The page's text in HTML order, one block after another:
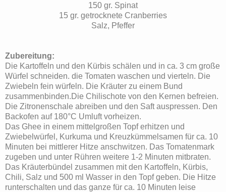
150 gr. Spinat
15 gr. getrocknete Cranberries
Salz, Pfeffer
Zubereitung:
Die Kartoffeln und den Kürbis schälen und in ca. 3 cm große
Würfel schneiden. die Tomaten waschen und vierteln. Die
Zwiebeln fein würfeln. Die Kräuter zu einem Bund
zusammenbinden.Die Chilischote von den Kernen befreien.
Die Zitronenschale abreiben und den Saft auspressen. Den
Backofen auf 180°C Umluft vorheizen.
Das Ghee in einem mittelgroßen Topf erhitzen und
Zwiebelwürfel, Kurkuma und Kreuzkümmelsamen für ca. 10
Minuten bei mittlerer Hitze anschwitzen. Das Tomatenmark
zugeben und unter Rühren weitere 1-2 Minuten mitbraten.
Das Kräuterbündel zusammen mit den Kartoffeln, Kürbis,
Chili, Salz und 500 ml Wasser in den Topf geben. Die Hitze
runterschalten und das ganze für ca. 10 Minuten leise